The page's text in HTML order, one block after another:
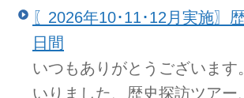
〖2026年10･11･12月実施〗
日間
いつもありがとうございま
いりました、歴史探訪ツア